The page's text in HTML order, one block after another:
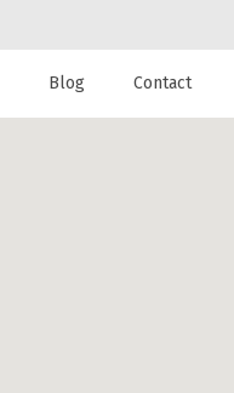
Blog Contact